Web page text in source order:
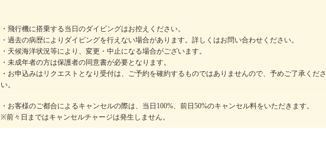
・飛行機に搭乗する当日のダイビングはお控えください。
・過去の病歴によりダイビングを行えない場合があります。詳しくはお問い合わせください。
・天候海洋状況等により、変更・中止になる場合がございます。
・未成年者の方は保護者の同意書が必要となります。
・お申込みはリクエストとなり受付は、ご予約を確約するものではありませんので、予めご了承くださ
い。
・お客様のご都合によるキャンセルの際は、当日100%、前日50%のキャンセル料をいただきます。
※前々日まではキャンセルチャージは発生しません。